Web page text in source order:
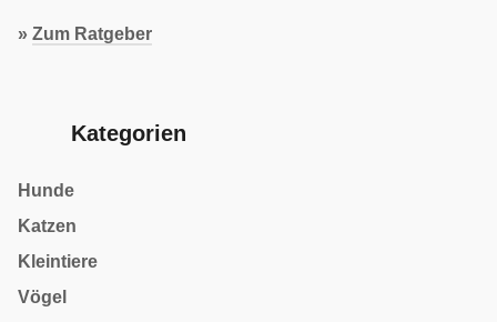
» Zum Ratgeber
Kategorien
Hunde
Katzen
Kleintiere
Vögel